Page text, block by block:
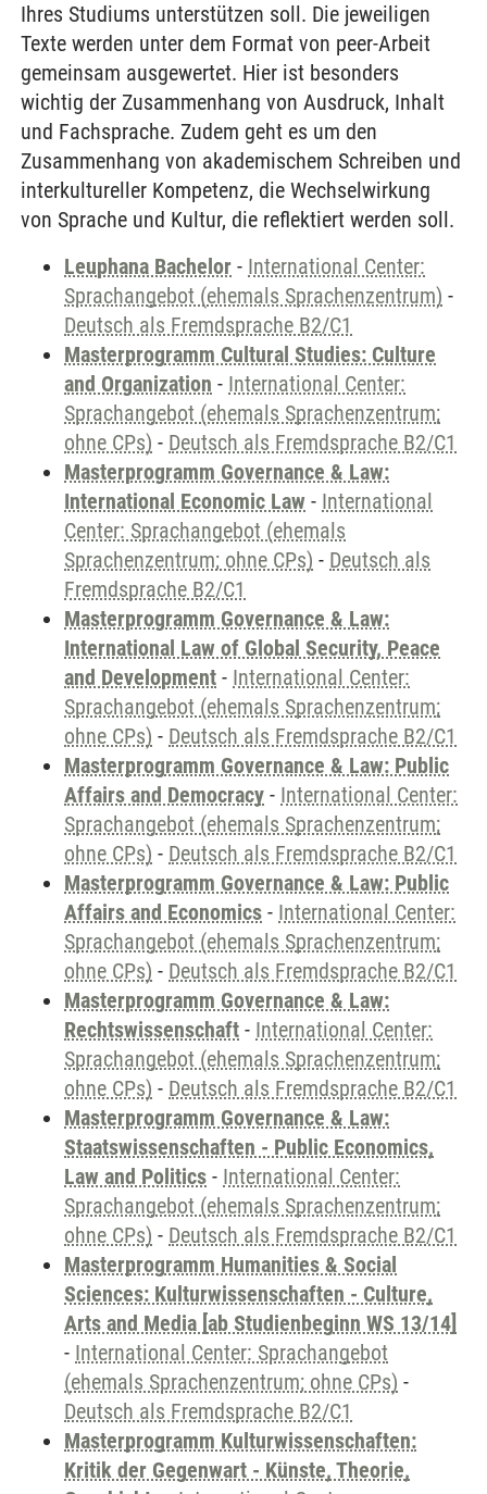
Ihres Studiums unterstützen soll. Die jeweiligen
Texte werden unter dem Format von peer-Arbeit
gemeinsam ausgewertet. Hier ist besonders
wichtig der Zusammenhang von Ausdruck, Inhalt
und Fachsprache. Zudem geht es um den
Zusammenhang von akademischem Schreiben und
interkultureller Kompetenz, die Wechselwirkung
von Sprache und Kultur, die reflektiert werden soll.
Leuphana Bachelor - International Center:
Sprachangebot (ehemals Sprachenzentrum) -
Deutsch als Fremdsprache B2/C1
Masterprogramm Cultural Studies: Culture
and Organization - International Center:
Sprachangebot (ehemals Sprachenzentrum;
ohne CPs) - Deutsch als Fremdsprache B2/C1
Masterprogramm Governance & Law:
International Economic Law - International
Center: Sprachangebot (ehemals
Sprachenzentrum; ohne CPs) - Deutsch als
Fremdsprache B2/C1
Masterprogramm Governance & Law:
International Law of Global Security, Peace
and Development - International Center:
Sprachangebot (ehemals Sprachenzentrum;
ohne CPs) - Deutsch als Fremdsprache B2/C1
Masterprogramm Governance & Law: Public
Affairs and Democracy - International Center:
Sprachangebot (ehemals Sprachenzentrum;
ohne CPs) - Deutsch als Fremdsprache B2/C1
Masterprogramm Governance & Law: Public
Affairs and Economics - International Center:
Sprachangebot (ehemals Sprachenzentrum;
ohne CPs) - Deutsch als Fremdsprache B2/C1
Masterprogramm Governance & Law:
Rechtswissenschaft - International Center:
Sprachangebot (ehemals Sprachenzentrum;
ohne CPs) - Deutsch als Fremdsprache B2/C1
Masterprogramm Governance & Law:
Staatswissenschaften - Public Economics,
Law and Politics - International Center:
Sprachangebot (ehemals Sprachenzentrum;
ohne CPs) - Deutsch als Fremdsprache B2/C1
Masterprogramm Humanities & Social
Sciences: Kulturwissenschaften - Culture,
Arts and Media [ab Studienbeginn WS 13/14]
- International Center: Sprachangebot
(ehemals Sprachenzentrum; ohne CPs) -
Deutsch als Fremdsprache B2/C1
Masterprogramm Kulturwissenschaften:
Kritik der Gegenwart - Künste, Theorie,